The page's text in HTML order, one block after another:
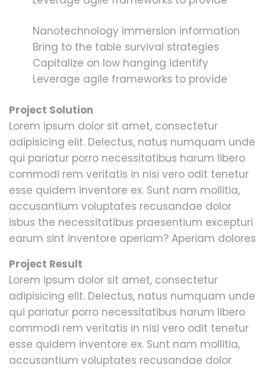
Nanotechnology immersion information
Bring to the table survival strategies
Capitalize on low hanging identify
Leverage agile frameworks to provide
Project Solution
Lorem ipsum dolor sit amet, consectetur
adipisicing elit. Delectus, natus numquam unde
qui pariatur porro necessitatibus harum libero
commodi rem veritatis in nisi vero odit tenetur
esse quidem inventore ex. Sunt nam mollitia,
accusantium voluptates recusandae dolor
isbus the necessitatibus praesentium excepturi
earum sint inventore aperiam? Aperiam dolores
Project Result
Lorem ipsum dolor sit amet, consectetur
adipisicing elit. Delectus, natus numquam unde
qui pariatur porro necessitatibus harum libero
commodi rem veritatis in nisi vero odit tenetur
esse quidem inventore ex. Sunt nam mollitia,
accusantium voluptates recusandae dolor